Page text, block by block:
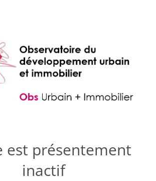
est présentement
inactif